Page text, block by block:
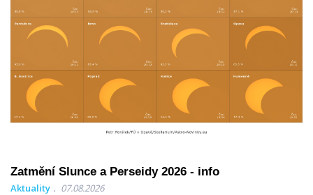
Zatmění Slunce a Perseidy 2026 - info
Aktuality 07.08.2026